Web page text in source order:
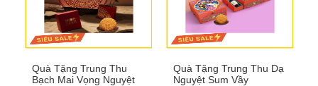
Quà Tặng Trung Thu
Bạch Mai Vọng Nguyệt
Quà Tặng Trung Thu Dạ
Nguyệt Sum Vầy